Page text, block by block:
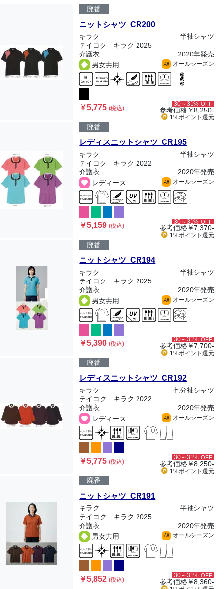
廃番
ニットシャツ CR200
キラク
半袖シャツ
テイコク キラク 2025
介護衣
2020年発売
男女共用
All オールシーズン
￥5,775(税込)
30～31% OFF
参考価格￥8,250-
1%ポイント 還元
廃番
レディスニットシャツ CR195
キラク
半袖シャツ
テイコク キラク 2022
介護衣
2020年発売
レディース
All オールシーズン
￥5,159(税込)
30～31% OFF
参考価格￥7,370-
1%ポイント 還元
廃番
ニットシャツ CR194
キラク
半袖シャツ
テイコク キラク 2025
介護衣
2020年発売
男女共用
All オールシーズン
￥5,390(税込)
30～31% OFF
参考価格￥7,700-
1%ポイント 還元
廃番
レディスニットシャツ CR192
キラク
七分袖シャツ
テイコク キラク 2022
介護衣
2020年発売
レディース
All オールシーズン
￥5,775(税込)
30～31% OFF
参考価格￥8,250-
1%ポイント 還元
廃番
ニットシャツ CR191
キラク
半袖シャツ
テイコク キラク 2025
介護衣
2020年発売
男女共用
All オールシーズン
￥5,852(税込)
30～31% OFF
参考価格￥8,360-